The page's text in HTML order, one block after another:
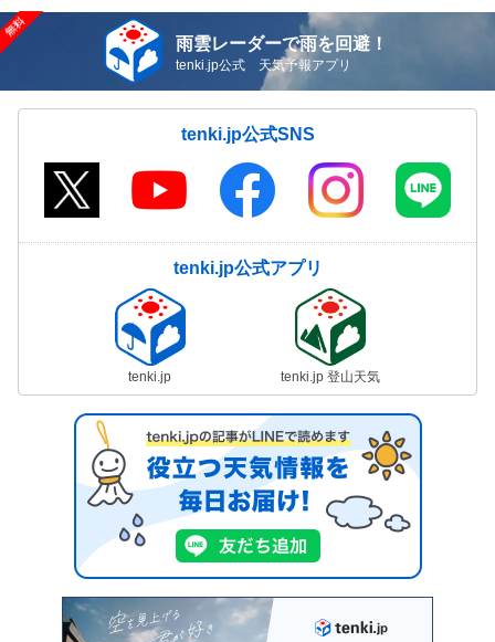
雨雲レーダーで雨を回避！
tenki.jp公式 天気予報アプリ
tenki.jp公式SNS
tenki.jp公式アプリ
tenki.jp tenki.jp 登山天気